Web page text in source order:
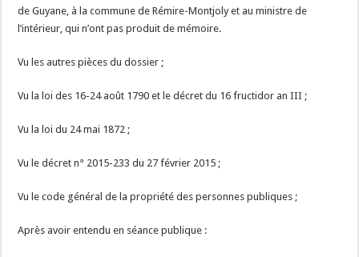
de Guyane, à la commune de Rémire-Montjoly et au ministre de
l’intérieur, qui n’ont pas produit de mémoire.
Vu les autres pièces du dossier ;
Vu la loi des 16-24 août 1790 et le décret du 16 fructidor an III ;
Vu la loi du 24 mai 1872 ;
Vu le décret n° 2015-233 du 27 février 2015 ;
Vu le code général de la propriété des personnes publiques ;
Après avoir entendu en séance publique :